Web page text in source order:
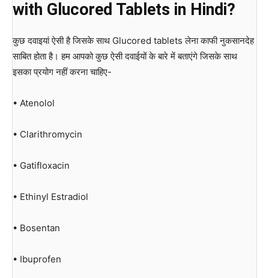
with Glucored Tablets in Hindi?
कुछ दवाइयां ऐसी है जिसके साथ Glucored tablets लेना काफी नुकसानदेह
साबित होता है। हम आपको कुछ ऐसी दवाईयों के बारे में बताएंगे जिसके साथ
इसका प्रयोग नहीं करना चाहिए-
• Atenolol
• Clarithromycin
• Gatifloxacin
• Ethinyl Estradiol
• Bosentan
• Ibuprofen